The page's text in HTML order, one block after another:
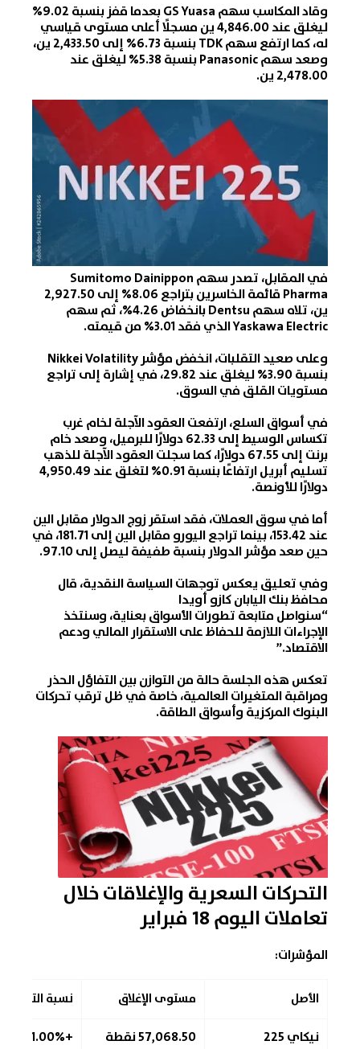
وقاد المكاسب سهم GS Yuasa بعدما قفز بنسبة 9.02%
ليغلق عند 4,846.00 ين مسجلًا أعلى مستوى قياسي
له، كما ارتفع سهم TDK بنسبة 6.73% إلى 2,433.50 ين،
وصعد سهم Panasonic بنسبة 5.38% ليغلق عند
2,478.00 ين.
في المقابل، تصدر سهم Sumitomo Dainippon
Pharma قائمة الخاسرين بتراجع 8.06% إلى 2,927.50
ين، تلاه سهم Dentsu بانخفاض 4.26%، ثم سهم
Yaskawa Electric الذي فقد 3.01% من قيمته.
وعلى صعيد التقلبات، انخفض مؤشر
بنسبة 3.90% ليغلق عند 29.82، في إشارة إلى تراجع
مستويات القلق في السوق.
في أسواق السلع، ارتفعت العقود الآجلة لخام غرب
تكساس الوسيط إلى 62.33 دولارًا للبرميل، وصعد خام
برنت إلى 67.55 دولارًا، كما سجلت العقود الآجلة للذهب
تسليم أبريل ارتفاعًا بنسبة 0.91% لتغلق عند 4,950.49
دولارًا للأونصة.
أما في سوقالعملات، فقد استقر زوج الدولار مقابل الين
عند 153.42، بينما تراجع اليورو مقابل الين إلى 181.71، في
حين صعد مؤشر الدولار بنسبة طفيفة ليصل إلى 97.10.
وفي تعليق يعكس توجهات السياسة النقدية، قال
محافظ بنك اليابان كازو أويدا
“سنواصل متابعة تطورات الأسواق بعناية، وسنتخذ
الإجراءات اللازمة للحفاظ على الاستقرار المالي ودعم
الاقتصاد.”
تعكس هذه الجلسة حالة من التوازن بين التفاؤل الحذر
ومراقبة المتغيرات العالمية، خاصة في ظل ترقب تحركات
البنوك المركزية وأسواق الطاقة.
التحركات السعرية والإغلاقات خلال
تعاملات اليوم 18 فبراير
المؤشرات:
الأصل مستوى الإغلاق نسبة التغير
نيكاي 225 57,068.50 نقطة +1.00%